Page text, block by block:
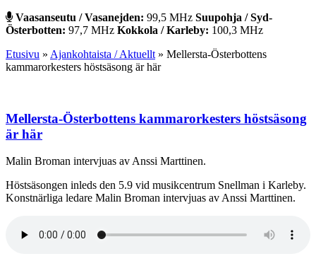
Vaasanseutu / Vasanejden: 99,5 MHz Suupohja / Syd-
Österbotten: 97,7 MHz Kokkola / Karleby: 100,3 MHz
Etusivu » Ajankohtaista / Aktuellt » Mellersta-Österbottens
kammarorkesters höstsäsong är här
Mellersta-Österbottens kammarorkesters höstsäsong
är här
Malin Broman intervjuas av Anssi Marttinen.
Höstsäsongen inleds den 5.9 vid musikcentrum Snellman i Karleby.
Konstnärliga ledare Malin Broman intervjuas av Anssi Marttinen.